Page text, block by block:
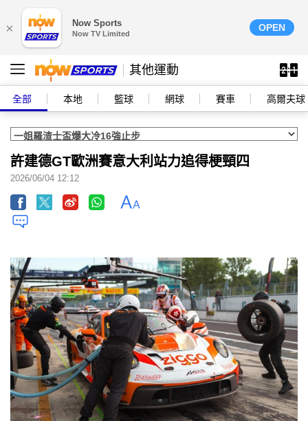
× Now Sports
Now TV Limited
OPEN
其他運動
全部 本地 籃球 網球 賽車 高爾夫球
許建德GT歐洲賽意大利站力追得梗頸四
2026/06/04 12:12